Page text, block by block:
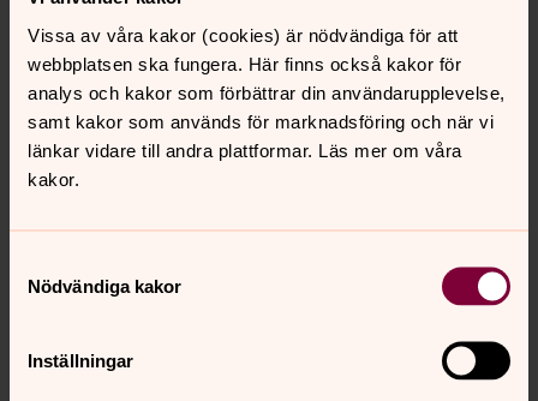
Vissa av våra kakor (cookies) är nödvändiga för att
webbplatsen ska fungera. Här finns också kakor för
analys och kakor som förbättrar din användarupplevelse,
samt kakor som används för marknadsföring och när vi
länkar vidare till andra plattformar. Läs mer om våra
kakor.
Nödvändiga kakor
Inställningar
Margareta Brennan
Körledare Lagunda kyrkokör, Vik kyrkomusiker,